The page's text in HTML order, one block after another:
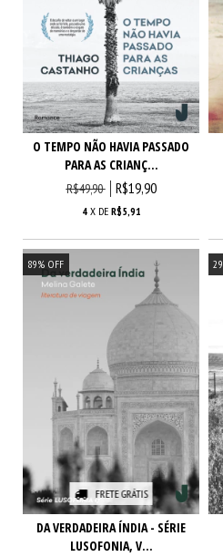
O TEMPO NÃO HAVIA PASSADO
PARA AS CRIANÇ...
R$49,90 R$19,90
4 X DE R$5,91
89% OFF
FRETE GRÁTIS
DA VERDADEIRA ÍNDIA - SÉRIE
LUSOFONIA, V...
29